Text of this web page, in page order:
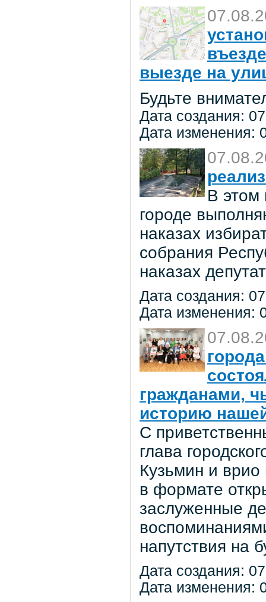
выезде на
Будьте
Дата создания:
Дата изменения:
В этом
городе
наказах
собрания
наказах
Дата создания:
Дата изменения:
гражданами,
историю
С
глава
Кузьмин и
в формате
заслуженные
напутствия на
Дата создания:
Дата изменения: